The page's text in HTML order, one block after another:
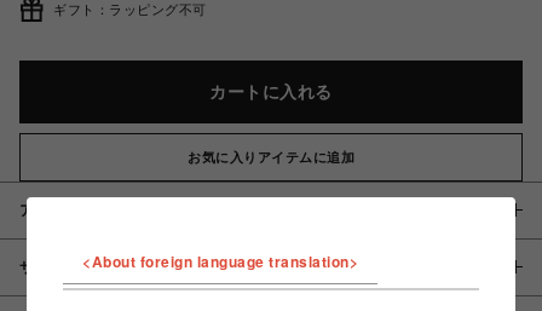
ギフト：ラッピング不可
カートに入れる
お気に入りアイテムに追加
アイテム説明 / 素材
サイズ <About foreign language translation>